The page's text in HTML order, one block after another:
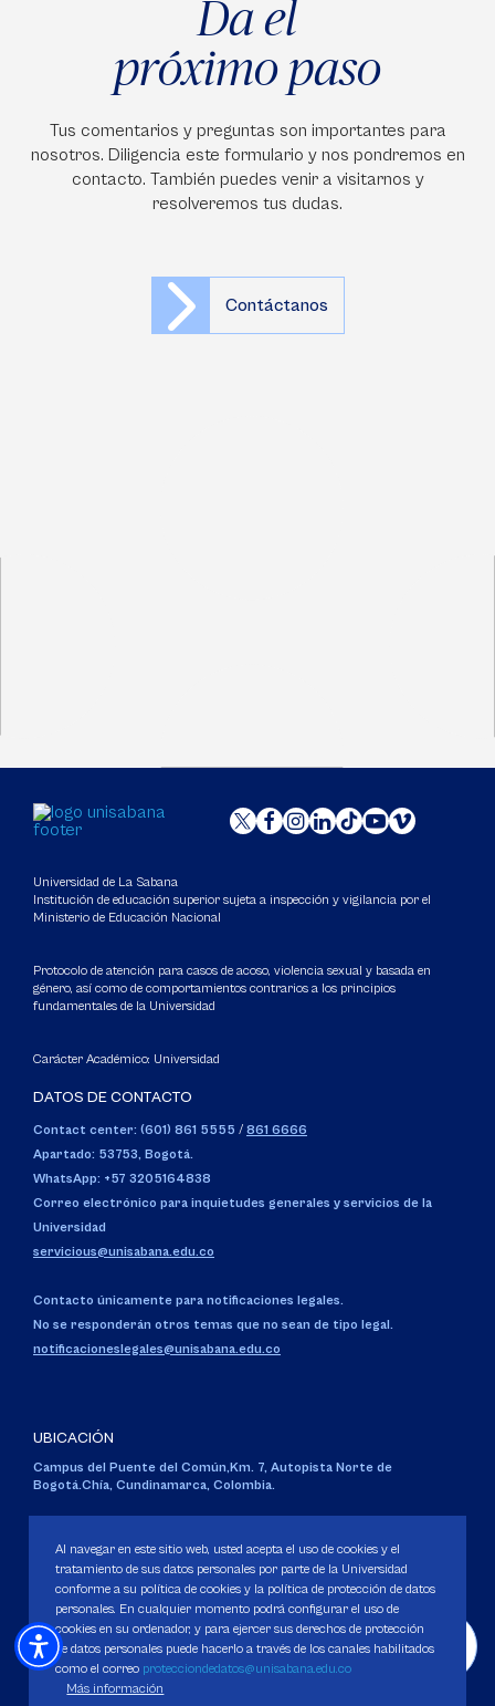
Da el
próximo paso
Tus comentarios y preguntas son importantes para
nosotros. Diligencia este formulario y nos pondremos en
contacto. También puedes venir a visitarnos y
resolveremos tus dudas.
Contáctanos
Universidad de La Sabana
Institución de educación superior sujeta a inspección y vigilancia por el
Ministerio de Educación Nacional
Protocolo de atención para casos de acoso, violencia sexual y basada en
género, así como de comportamientos contrarios a los principios
fundamentales de la Universidad
Carácter Académico: Universidad
DATOS DE CONTACTO
Contact center: (601) 861 5555 / 861 6666
Apartado: 53753, Bogotá.
WhatsApp: +57 3205164838
Correo electrónico para inquietudes generales y servicios de la
Universidad
servicious@unisabana.edu.co
Contacto únicamente para notificaciones legales.
No se responderán otros temas que no sean de tipo legal.
notificacioneslegales@unisabana.edu.co
UBICACIÓN
Campus del Puente del Común,Km. 7, Autopista Norte de
Bogotá.Chía, Cundinamarca, Colombia.
Personería Jurídica:Resolución 130 del 14 de enero de 1980.
Ministerio de Educación Nacional.
Política de Protección de datos
Al navegar en este sitio web, usted acepta el uso de cookies y el
tratamiento de sus datos personales por parte de la Universidad
conforme a su política de cookies y la política de protección de datos
personales. En cualquier momento podrá configurar el uso de
cookies en su ordenador, y para ejercer sus derechos de protección
de datos personales puede hacerlo a través de los canales habilitados
como el correo protecciondedatos@unisabana.edu.co
Más información